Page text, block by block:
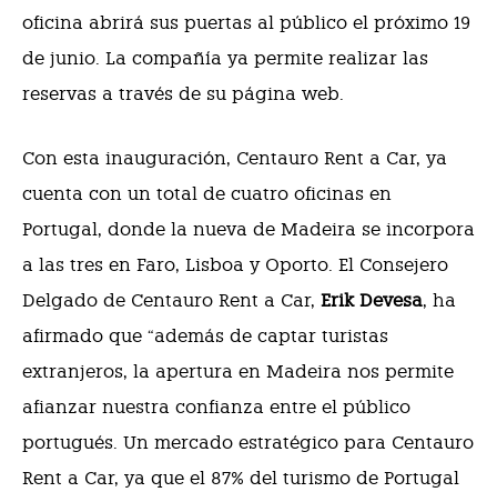
oficina abrirá sus puertas al público el próximo 19
de junio. La compañía ya permite realizar las
reservas a través de su página web.
Con esta inauguración, Centauro Rent a Car, ya
cuenta con un total de cuatro oficinas en
Portugal, donde la nueva de Madeira se incorpora
a las tres en Faro, Lisboa y Oporto. El Consejero
Delgado de Centauro Rent a Car, Erik Devesa, ha
afirmado que “además de captar turistas
extranjeros, la apertura en Madeira nos permite
afianzar nuestra confianza entre el público
portugués. Un mercado estratégico para Centauro
Rent a Car, ya que el 87% del turismo de Portugal